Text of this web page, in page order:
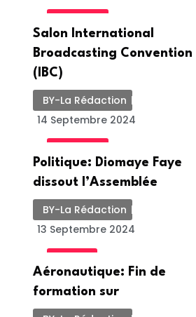
Salon International
Broadcasting Convention
(IBC)
BY-La Rédaction
14 Septembre 2024
Politique: Diomaye Faye
dissout l’Assemblée
BY-La Rédaction
13 Septembre 2024
Aéronautique: Fin de
formation sur